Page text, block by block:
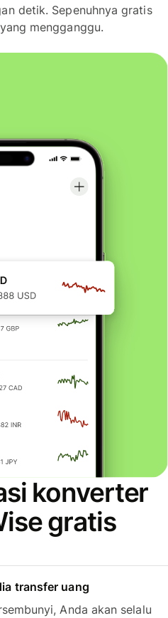
detik. Sepenuhnya gratis
mengganggu.
konverter
gratis
transfer uang
Anda akan selalu